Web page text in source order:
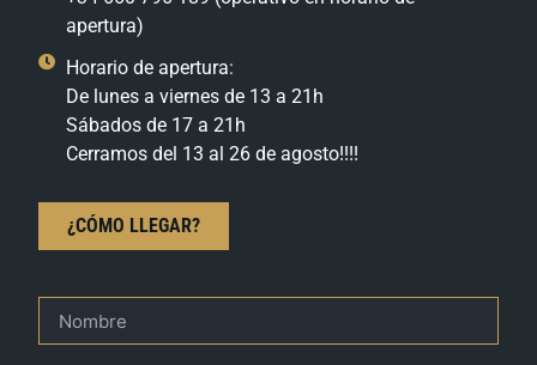
apertura)
Horario de apertura:
De lunes a viernes de 13 a 21h
Sábados de 17 a 21h
Cerramos del 13 al 26 de agosto!!!!
¿CÓMO LLEGAR?